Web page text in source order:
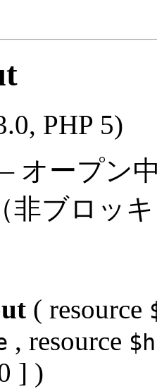
PHP 5)
オープン
非ブロッ
( resource
, resource
] )